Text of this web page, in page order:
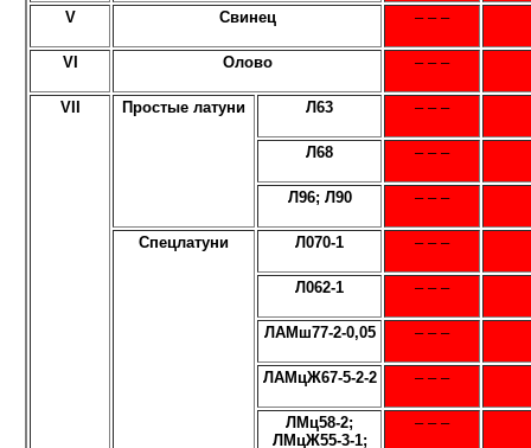
V Свинец – – –
VI Олово – – –
VII Простые латуни Л63 – – –
Л68 – – –
Л96; Л90 – – –
Спецлатуни Л070-1 – – –
Л062-1 – – –
ЛАМш77-2-0,05 – – –
ЛАМцЖ67-5-2-2 – – –
ЛМц58-2;
ЛМцЖ55-3-1;
– – –